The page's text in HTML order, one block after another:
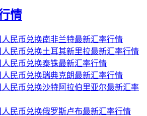
情
人民币兑换南非兰特最新汇率行情
人民币兑换土耳其新里拉最新汇率行情
人民币兑换泰铢最新汇率行情
人民币兑换瑞典克朗最新汇率行情
人民币兑换沙特阿拉伯里亚尔最新汇率
人民币兑换俄罗斯卢布最新汇率行情